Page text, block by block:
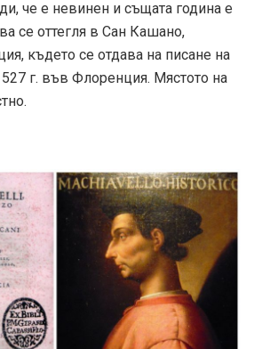
че е невинен и същата година е
се оттегля в Сан Кашано,
където се отдава на писане на
г. във Флоренция. Мястото на